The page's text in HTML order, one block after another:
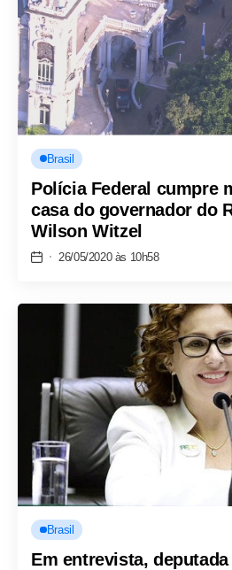
Brasil
Polícia Federal cumpre
casa do governador do
Wilson Witzel
26/05/2020 às 10h58
Brasil
Em entrevista,